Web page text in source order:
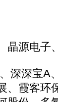
源电子
深宝A、
、霞客环